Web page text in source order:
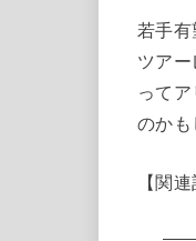
若手
ツア
って
のかも
【関連